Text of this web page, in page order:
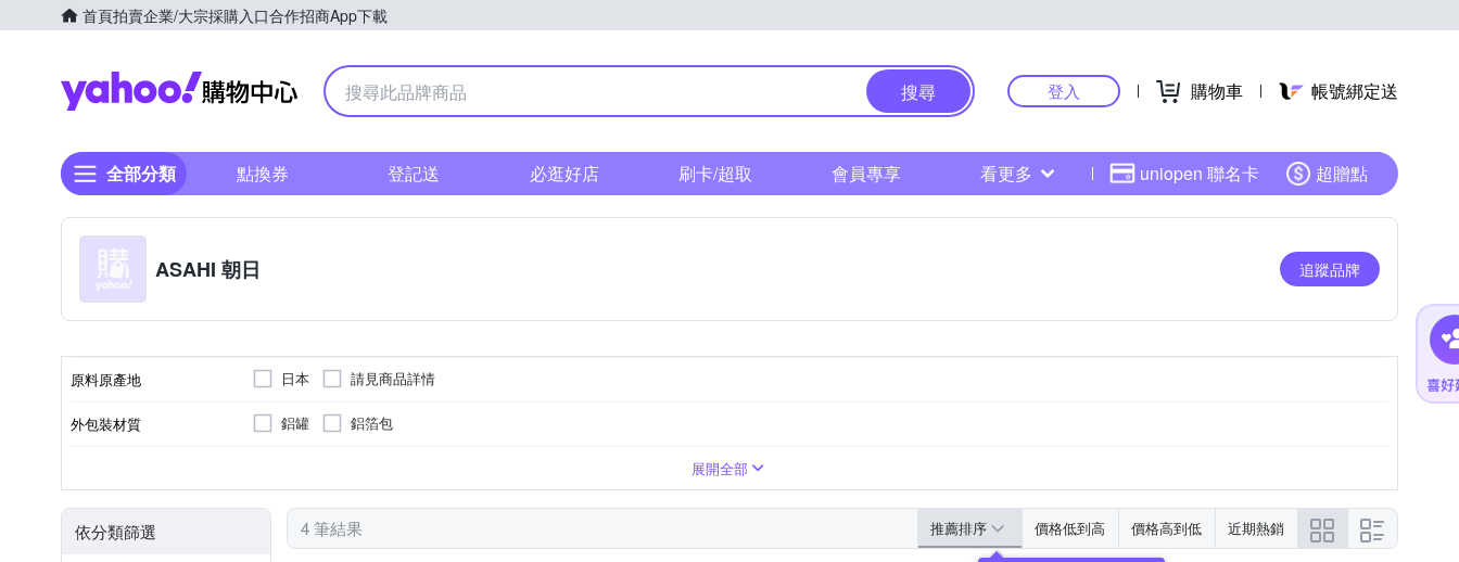
首頁拍賣企業/大宗採購入口合作招商App下載
Yahoo購物中心
搜尋 登入 購物車 帳號綁定送
全部分類 點換券 登記送 必逛好店 刷卡/超取 會員專享 看更多 uniopen 聯名卡 超贈點
ASAHI 朝日 追蹤品牌
原料原產地 日本 請見商品詳情
外包裝材質 鋁罐 鋁箔包
展開全部
依分類篩選 4 筆結果 推薦排序 價格低到高 價格高到低 近期熱銷